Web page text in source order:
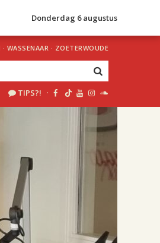
Donderdag 6 augustus
· WASSENAAR · ZOETERWOUDE
TIPS?! ·
uur 1 van 2
Volgend uur